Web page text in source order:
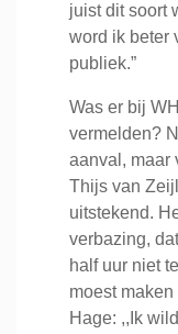
juist dit soort
word ik beter
publiek.”
Was er bij
vermelden?
aanval, maar
Thijs van
uitstekend.
verbazing,
half uur niet
moest
Hage: ,,Ik